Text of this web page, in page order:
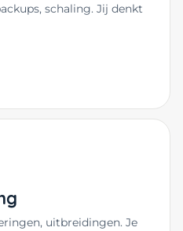
schaling. Jij denkt
uitbreidingen. Je